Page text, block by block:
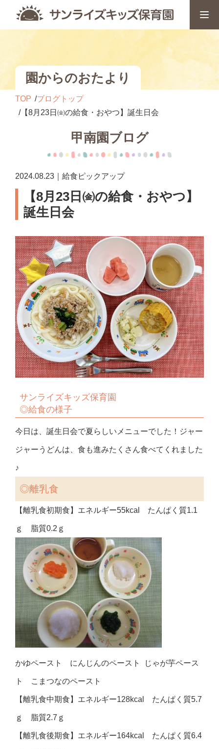
園からのおたより
TOP
ブログトップ
【8月23日㈮の給食・おやつ】誕生日会
甲南園ブログ
2024.08.23｜給食ピックアップ
【8月23日㈮の給食・おやつ】
誕生日会
サンライズキッズ保育園
◎給食の様子
今日は、誕生日会で夏らしいメニューでした！ジャー
ジャーうどんは、食も進みたくさん食べてくれました
♪
◎離乳食
【離乳食初期食】エネルギー55kcal たんぱく質1.1
ｇ 脂質0.2ｇ
かゆペースト にんじんのペースト じゃが芋ペース
ト こまつなのペースト
【離乳食中期食】エネルギー128kcal たんぱく質5.7
ｇ 脂質2.7ｇ
【離乳食後期食】エネルギー164kcal たんぱく質6.4